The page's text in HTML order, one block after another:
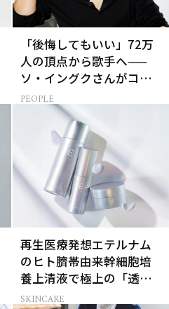
「後悔してもいい」72万
人の頂点から歌手へ——
ソ・イングクさんがコツ
コツ頑張れる原動力とは
PEOPLE
再生医療発想エテルナム
のヒト臍帯由来幹細胞培
養上清液で極上の「透明
感ハリ肌」へ
SKINCARE